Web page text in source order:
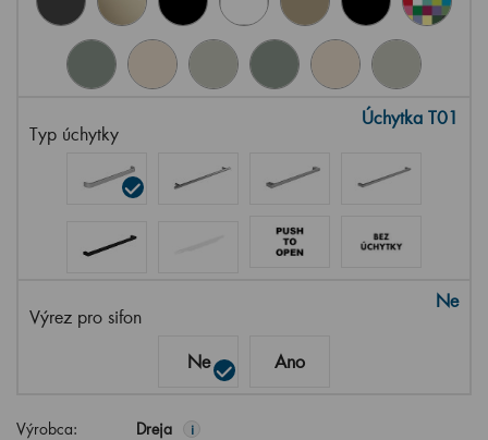
Typ úchytky
Úchytka T01
Výrez pro sifon
Ne
Ne Ano
Výrobca: Dreja i